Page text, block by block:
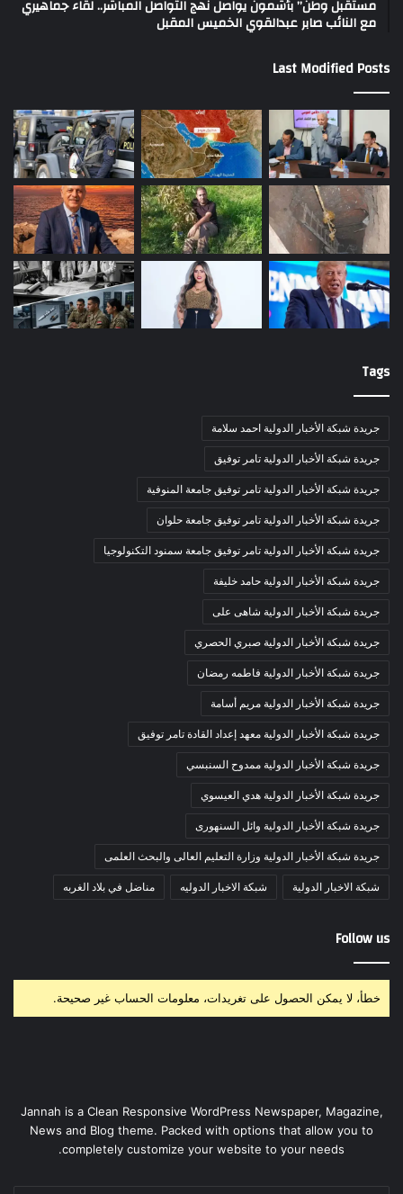
مستقبل وطن” بأشمون يواصل نهج التواصل المباشر.. لقاء جماهيري
مع النائب صابر عبدالقوي الخميس المقبل
Last Modified Posts
Tags
جريدة شبكة الأخبار الدولية احمد سلامة
جريدة شبكة الأخبار الدولية تامر توفيق
جريدة شبكة الأخبار الدولية تامر توفيق جامعة المنوفية
جريدة شبكة الأخبار الدولية تامر توفيق جامعة حلوان
جريدة شبكة الأخبار الدولية تامر توفيق جامعة سمنود التكنولوجيا
جريدة شبكة الأخبار الدولية حامد خليفة
جريدة شبكة الأخبار الدولية شاهى على
جريدة شبكة الأخبار الدولية صبري الحصري
جريدة شبكة الأخبار الدولية فاطمه رمضان
جريدة شبكة الأخبار الدولية مريم أسامة
جريدة شبكة الأخبار الدولية معهد إعداد القادة تامر توفيق
جريدة شبكة الأخبار الدولية ممدوح السنبسي
جريدة شبكة الأخبار الدولية هدي العيسوي
جريدة شبكة الأخبار الدولية وائل السنهورى
جريدة شبكة الأخبار الدولية وزارة التعليم العالى والبحث العلمى
شبكة الاخبار الدولية شبكة الاخبار الدوليه مناضل في بلاد الغربه
Follow us
خطأ، لا يمكن الحصول على تغريدات، معلومات الحساب غير صحيحة.
Jannah is a Clean Responsive WordPress Newspaper, Magazine,
News and Blog theme. Packed with options that allow you to
completely customize your website to your needs.